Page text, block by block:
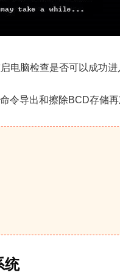
电脑检查是否可以成功进
令导出和擦除BCD存储
统